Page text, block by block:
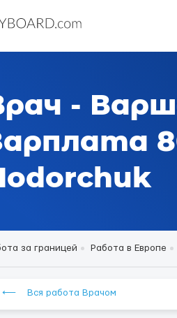
-
за границей Работа в Европе
⟵ Вся работа Врачом